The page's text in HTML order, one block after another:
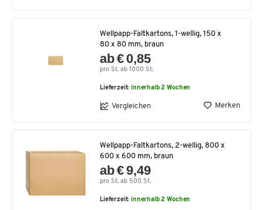
Wellpapp-Faltkartons, 1-wellig, 150 x
80 x 80 mm, braun
ab € 0,85
pro St. ab 1000 St.
Lieferzeit:innerhalb 2 Wochen
Vergleichen Merken
Wellpapp-Faltkartons, 2-wellig, 800 x
600 x 600 mm, braun
ab € 9,49
pro St. ab 500 St.
Lieferzeit:innerhalb 2 Wochen